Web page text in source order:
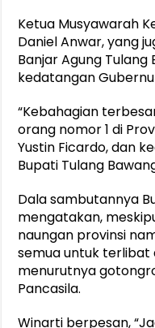
Ketua Musyawarah
Daniel Anwar, yang
Banjar Agung
kedatangan
“Kebahagian
orang nomor 1 di
Yustin Ficardo, dan
Bupati Tulang
Dala sambutannya
mengatakan,
naungan provinsi
semua untuk terlibat
menurutnya
Pancasila.
Winarti berpesan,